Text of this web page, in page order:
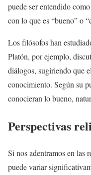
puede ser entendido
con lo que es “bueno” o
Los filósofos han
Platón, por ejemplo,
diálogos, sugiriendo que el
conocimiento. Según su
conocieran lo bueno,
Perspectivas
Si nos adentramos en las
puede variar